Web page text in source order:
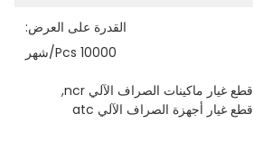
القدرة على العرض:
10000 Pcs/شهر
قطع غيار ماكينات الصراف الآلي ncr
,
قطع غيار أجهزة الصراف الآلي atc